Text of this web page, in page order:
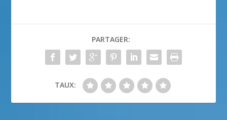
PARTAGER:
TAUX: